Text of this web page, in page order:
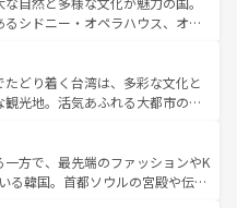
豊かな歴史を感じることができ
新着のアメリカ
参照してほしい。
ーンに輝く海をはじめ、豊かな
る人々を迎えてくれるハワイの
ードやハワイアンミュージッ
ど、すべてがハワイの魅力を彩
のハワイ情報
してほしい。
シドニー・オペラハウス、オー
そびえるウルル（エアーズロッ
原生林やケアンズの熱帯雨林な
また、カフェやワイン、オージ
実しており、サーフィンやダイ
アウトドア好きにはたまらな
な魅力を存分に味わいつくそ
どり着く台湾は、多彩な文化と
光地。活気あふれる大都市の台
ある台湾東部など、都市の喧騒
おり、訪れる人に新しい発見と
また、奥深い台湾の食文化も魅
方で、最先端のファッションやK
る韓国。首都ソウルの宮殿や伝統